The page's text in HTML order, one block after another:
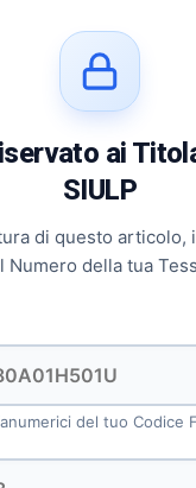
ai
SIULP
di questo articolo,
Numero della tua
del tuo Codice